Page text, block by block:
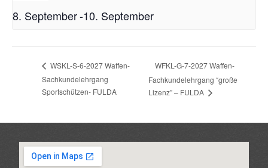
8. September-10. September
WSKL-S-6-2027 Waffen-
Sachkundelehrgang
Sportschützen- FULDA
WFKL-G-7-2027 Waffen-
Fachkundelehrgang “große
Lizenz” – FULDA